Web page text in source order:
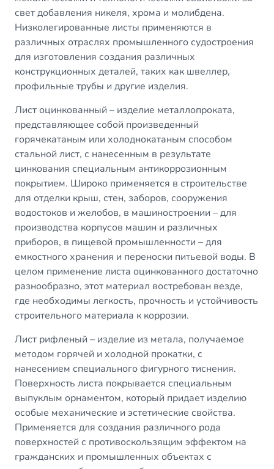
свет добавления никеля, хрома и молибдена.
Низколегированные листы применяются в
различных отраслях промышленного судостроения
для изготовления создания различных
конструкционных деталей, таких как швеллер,
профильные трубы и другие изделия.
Лист оцинкованный – изделие металлопроката,
представляющее собой произведенный
горячекатаным или холоднокатаным способом
стальной лист, с нанесенным в результате
цинкования специальным антикоррозионным
покрытием. Широко применяется в строительстве
для отделки крыш, стен, заборов, сооружения
водостоков и желобов, в машиностроении – для
производства корпусов машин и различных
приборов, в пищевой промышленности – для
емкостного хранения и переноски питьевой воды. В
целом применение листа оцинкованного достаточно
разнообразно, этот материал востребован везде,
где необходимы легкость, прочность и устойчивость
строительного материала к коррозии.
Лист рифленый – изделие из метала, получаемое
методом горячей и холодной прокатки, с
нанесением специального фигурного тиснения.
Поверхность листа покрывается специальным
выпуклым орнаментом, который придает изделию
особые механические и эстетические свойства.
Применяется для создания различного рода
поверхностей с противоскользящим эффектом на
гражданских и промышленных объектах с